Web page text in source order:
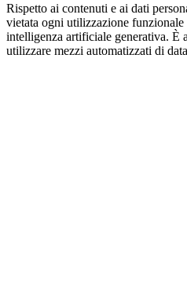
Rispetto ai contenuti e ai dati
vietata ogni utilizzazione funzionale
intelligenza artificiale generativa. È
utilizzare mezzi automatizzati di